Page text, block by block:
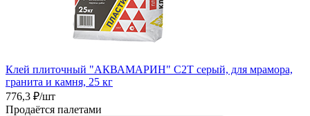
Клей плиточный "АКВАМАРИН" C2T серый, для мрамора,
гранита и камня, 25 кг
776,3 ₽/шт
Продаётся палетами